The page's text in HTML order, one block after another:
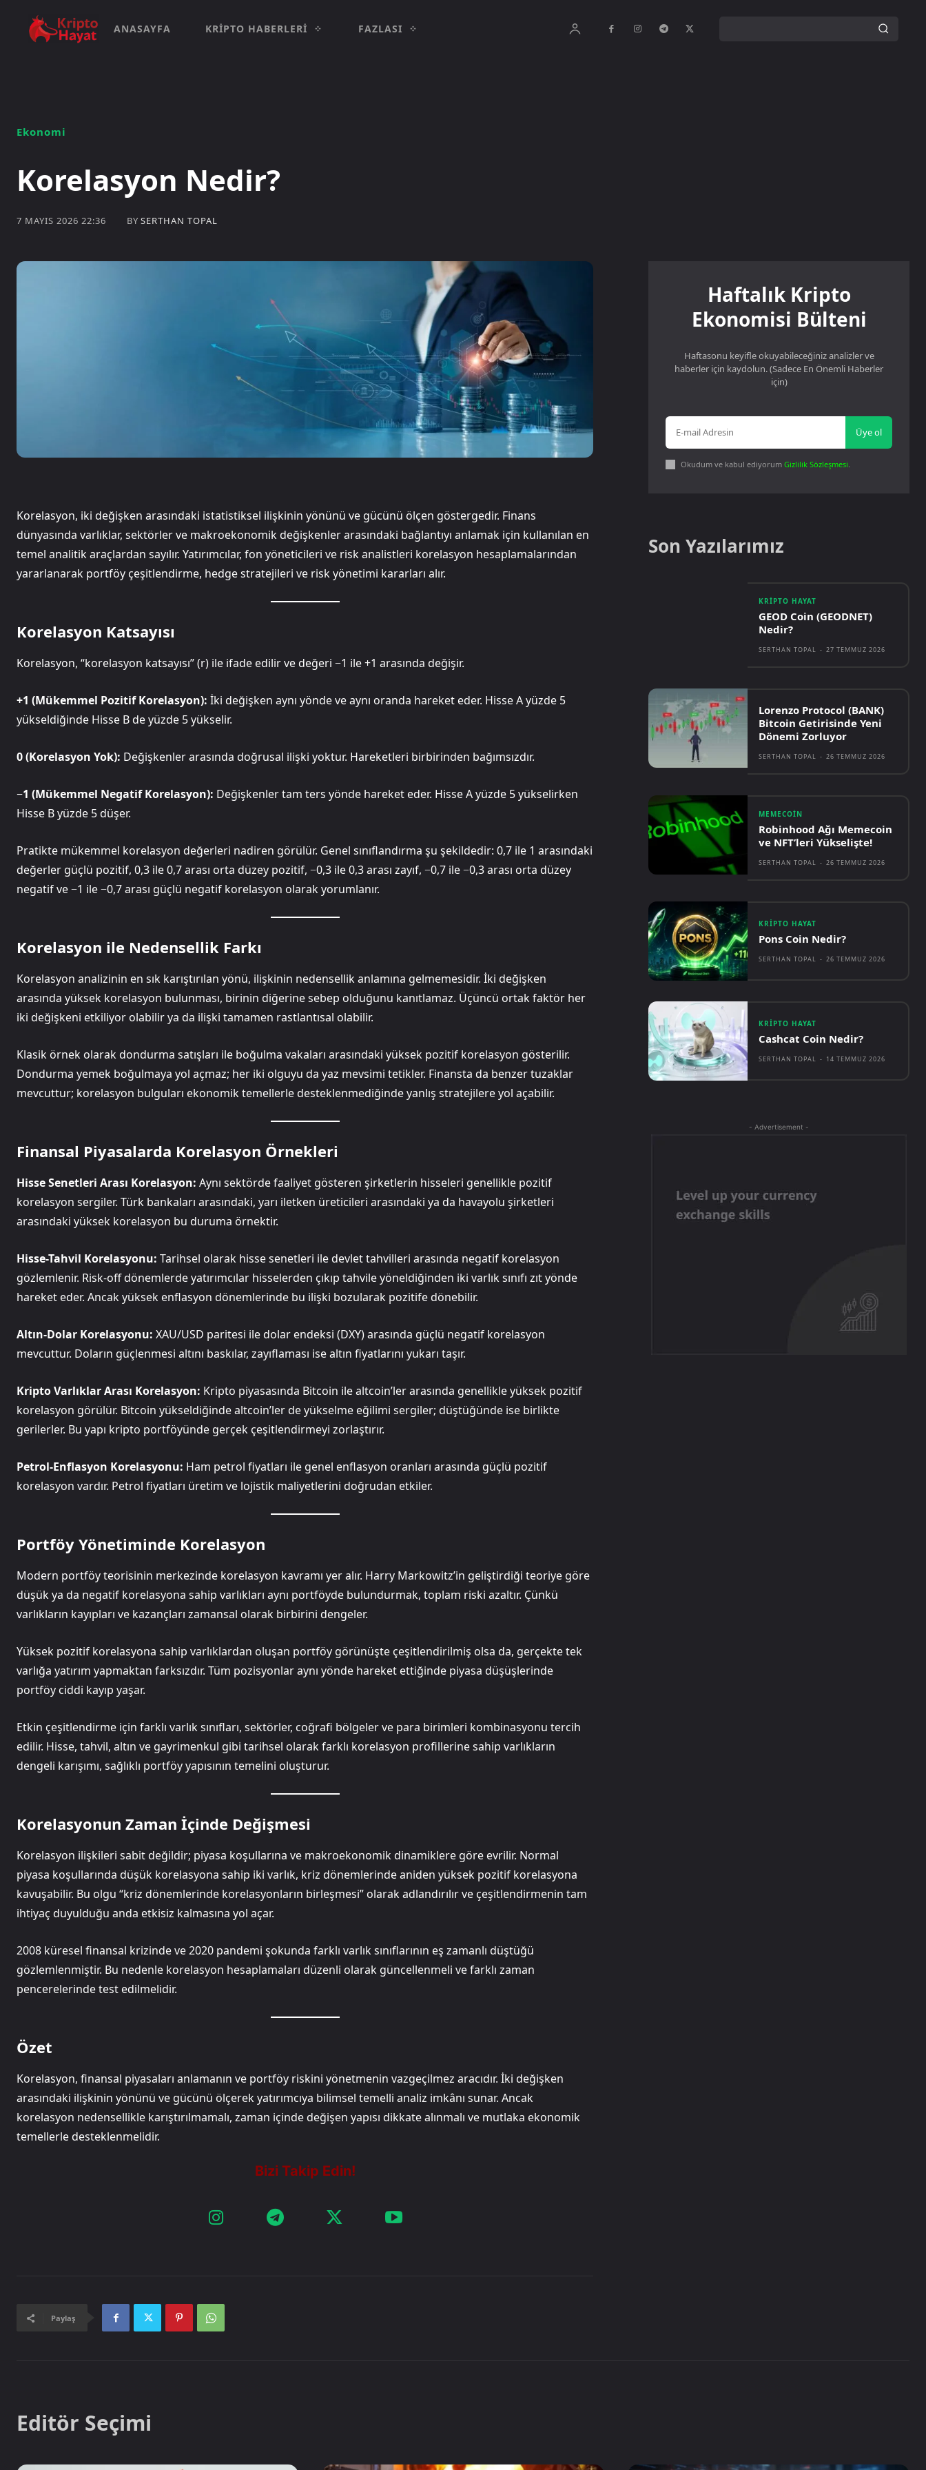
ANASAYFA KRIPTO HABERLERI FAZLASI
Ekonomi
Korelasyon Nedir?
7 MAYIS 2026 22:36 BY SERTHAN TOPAL
Korelasyon, iki değişken arasındaki istatistiksel ilişkinin yönünü ve gücünü ölçen göstergedir. Finans
dünyasında varlıklar, sektörler ve makroekonomik değişkenler arasındaki bağlantıyı anlamak için kullanılan en
temel analitik araçlardan sayılır. Yatırımcılar, fon yöneticileri ve risk analistleri korelasyon hesaplamalarından
yararlanarak portföy çeşitlendirme, hedge stratejileri ve risk yönetimi kararları alır.
Korelasyon Katsayısı
Korelasyon, “korelasyon katsayısı” (r) ile ifade edilir ve değeri −1 ile +1 arasında değişir.
+1 (Mükemmel Pozitif Korelasyon): İki değişken aynı yönde ve aynı oranda hareket eder. Hisse A yüzde 5
yükseldiğinde Hisse B de yüzde 5 yükselir.
0 (Korelasyon Yok): Değişkenler arasında doğrusal ilişki yoktur. Hareketleri birbirinden bağımsızdır.
−1 (Mükemmel Negatif Korelasyon): Değişkenler tam ters yönde hareket eder. Hisse A yüzde 5 yükselirken
Hisse B yüzde 5 düşer.
Pratikte mükemmel korelasyon değerleri nadiren görülür. Genel sınıflandırma şu şekildedir: 0,7 ile 1 arasındaki
değerler güçlü pozitif, 0,3 ile 0,7 arası orta düzey pozitif, −0,3 ile 0,3 arası zayıf, −0,7 ile −0,3 arası orta düzey
negatif ve −1 ile −0,7 arası güçlü negatif korelasyon olarak yorumlanır.
Korelasyon ile Nedensellik Farkı
Korelasyon analizinin en sık karıştırılan yönü, ilişkinin nedensellik anlamına gelmemesidir. İki değişken
arasında yüksek korelasyon bulunması, birinin diğerine sebep olduğunu kanıtlamaz. Üçüncü ortak faktör her
iki değişkeni etkiliyor olabilir ya da ilişki tamamen rastlantısal olabilir.
Klasik örnek olarak dondurma satışları ile boğulma vakaları arasındaki yüksek pozitif korelasyon gösterilir.
Dondurma yemek boğulmaya yol açmaz; her iki olguyu da yaz mevsimi tetikler. Finansta da benzer tuzaklar
mevcuttur; korelasyon bulguları ekonomik temellerle desteklenmediğinde yanlış stratejilere yol açabilir.
Finansal Piyasalarda Korelasyon Örnekleri
Hisse Senetleri Arası Korelasyon: Aynı sektörde faaliyet gösteren şirketlerin hisseleri genellikle pozitif
korelasyon sergiler. Türk bankaları arasındaki, yarı iletken üreticileri arasındaki ya da havayolu şirketleri
arasındaki yüksek korelasyon bu duruma örnektir.
Hisse-Tahvil Korelasyonu: Tarihsel olarak hisse senetleri ile devlet tahvilleri arasında negatif korelasyon
gözlemlenir. Risk-off dönemlerde yatırımcılar hisselerden çıkıp tahvile yöneldiğinden iki varlık sınıfı zıt yönde
hareket eder. Ancak yüksek enflasyon dönemlerinde bu ilişki bozularak pozitife dönebilir.
Altın-Dolar Korelasyonu: XAU/USD paritesi ile dolar endeksi (DXY) arasında güçlü negatif korelasyon
mevcuttur. Doların güçlenmesi altını baskılar, zayıflaması ise altın fiyatlarını yukarı taşır.
Kripto Varlıklar Arası Korelasyon: Kripto piyasasında Bitcoin ile altcoin’ler arasında genellikle yüksek pozitif
korelasyon görülür. Bitcoin yükseldiğinde altcoin’ler de yükselme eğilimi sergiler; düştüğünde ise birlikte
gerilerler. Bu yapı kripto portföyünde gerçek çeşitlendirmeyi zorlaştırır.
Petrol-Enflasyon Korelasyonu: Ham petrol fiyatları ile genel enflasyon oranları arasında güçlü pozitif
korelasyon vardır. Petrol fiyatları üretim ve lojistik maliyetlerini doğrudan etkiler.
Portföy Yönetiminde Korelasyon
Modern portföy teorisinin merkezinde korelasyon kavramı yer alır. Harry Markowitz’in geliştirdiği teoriye göre
düşük ya da negatif korelasyona sahip varlıkları aynı portföyde bulundurmak, toplam riski azaltır. Çünkü
varlıkların kayıpları ve kazançları zamansal olarak birbirini dengeler.
Yüksek pozitif korelasyona sahip varlıklardan oluşan portföy görünüşte çeşitlendirilmiş olsa da, gerçekte tek
varlığa yatırım yapmaktan farksızdır. Tüm pozisyonlar aynı yönde hareket ettiğinde piyasa düşüşlerinde
portföy ciddi kayıp yaşar.
Etkin çeşitlendirme için farklı varlık sınıfları, sektörler, coğrafi bölgeler ve para birimleri kombinasyonu tercih
edilir. Hisse, tahvil, altın ve gayrimenkul gibi tarihsel olarak farklı korelasyon profillerine sahip varlıkların
dengeli karışımı, sağlıklı portföy yapısının temelini oluşturur.
Korelasyonun Zaman İçinde Değişmesi
Korelasyon ilişkileri sabit değildir; piyasa koşullarına ve makroekonomik dinamiklere göre evrilir. Normal
piyasa koşullarında düşük korelasyona sahip iki varlık, kriz dönemlerinde aniden yüksek pozitif korelasyona
kavuşabilir. Bu olgu “kriz dönemlerinde korelasyonların birleşmesi” olarak adlandırılır ve çeşitlendirmenin tam
ihtiyaç duyulduğu anda etkisiz kalmasına yol açar.
2008 küresel finansal krizinde ve 2020 pandemi şokunda farklı varlık sınıflarının eş zamanlı düştüğü
gözlemlenmiştir. Bu nedenle korelasyon hesaplamaları düzenli olarak güncellenmeli ve farklı zaman
pencerelerinde test edilmelidir.
Özet
Korelasyon, finansal piyasaları anlamanın ve portföy riskini yönetmenin vazgeçilmez aracıdır. İki değişken
arasındaki ilişkinin yönünü ve gücünü ölçerek yatırımcıya bilimsel temelli analiz imkânı sunar. Ancak
korelasyon nedensellikle karıştırılmamalı, zaman içinde değişen yapısı dikkate alınmalı ve mutlaka ekonomik
temellerle desteklenmelidir.
Paylaş
Haftalık Kripto
Ekonomisi Bülteni
Haftasonu keyifle okuyabileceğiniz analizler ve
haberler için kaydolun. (Sadece En Önemli Haberler
için)
Üye ol
Okudum ve kabul ediyorumGizlilik Sözleşmesi.
Son Yazılarımız
KRIPTO HAYAT
GEOD Coin (GEODNET)
Nedir?
SERTHAN TOPAL - 27 TEMMUZ 2026
Lorenzo Protocol (BANK)
Bitcoin Getirisinde Yeni
Dönemi Zorluyor
SERTHAN TOPAL - 26 TEMMUZ 2026
MEMECOIN
Robinhood Ağı Memecoin
ve NFT’leri Yükselişte!
SERTHAN TOPAL - 26 TEMMUZ 2026
KRIPTO HAYAT
Pons Coin Nedir?
SERTHAN TOPAL - 26 TEMMUZ 2026
KRIPTO HAYAT
Cashcat Coin Nedir?
SERTHAN TOPAL - 14 TEMMUZ 2026
- Advertisement -
Editör Seçimi